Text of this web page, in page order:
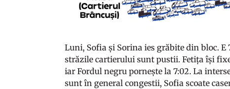
Luni, Sofia și Sorina ies grăbite din bloc.
străzile cartierului sunt pustii. Fetița își
iar Fordul negru pornește la 7:02. La
sunt în general congestii, Sofia scoate